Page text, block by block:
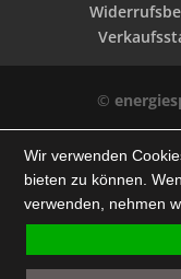
©
Wir verwenden
bieten zu können.
verwenden, nehmen